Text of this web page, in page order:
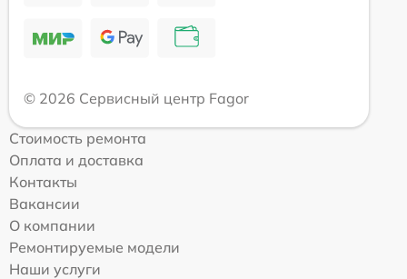
© 2026 Сервисный центр Fagor
Стоимость ремонта
Оплата и доставка
Контакты
Вакансии
О компании
Ремонтируемые модели
Наши услуги